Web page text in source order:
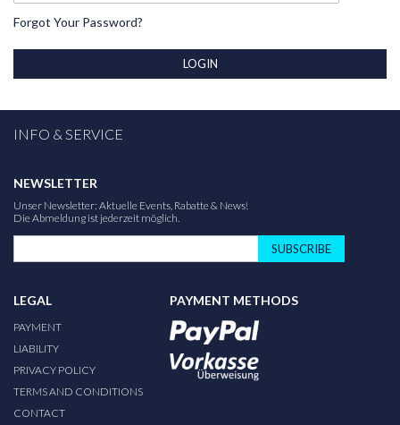
Forgot Your Password?
LOGIN
INFO & SERVICE
NEWSLETTER
Unser Newsletter: Aktuelle Events, Rabatte & News!
Die Abmeldung ist jederzeit möglich.
SUBSCRIBE
LEGAL
PAYMENT
LIABILITY
PRIVACY POLICY
TERMS AND CONDITIONS
CONTACT
PAYMENT METHODS